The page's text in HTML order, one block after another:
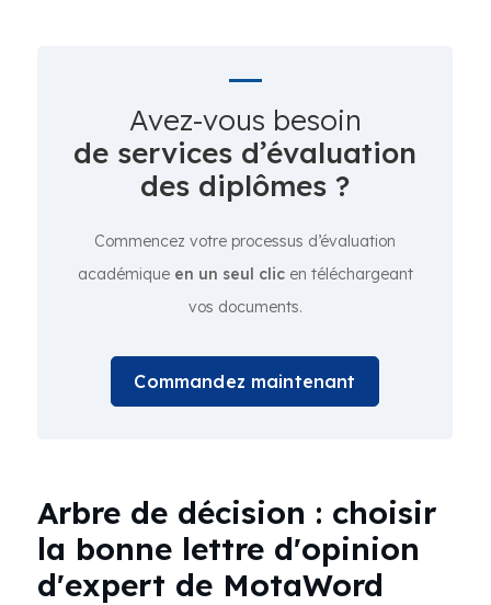
Avez-vous besoin
de services d’évaluation
des diplômes ?
Commencez votre processus d’évaluation
académiqueen un seul clicen téléchargeant
vos documents.
Commandez maintenant
Arbre de décision : choisir
la bonne lettre d'opinion
d'expert de MotaWord